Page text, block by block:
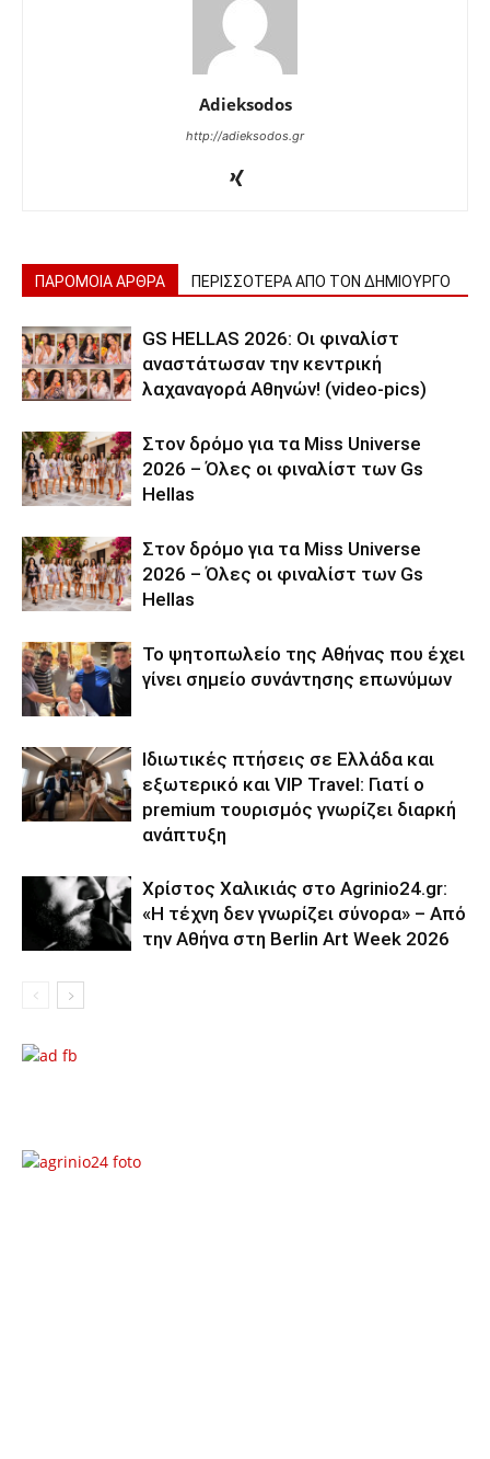
Adieksodos
http://adieksodos.gr
ΠΑΡΟΜΟΙΑ ΑΡΘΡΑ ΠΕΡΙΣΣΟΤΕΡΑ ΑΠΟ ΤΟΝ ΔΗΜΙΟΥΡΓΟ
GS HELLAS 2026: Οι φιναλίστ
αναστάτωσαν την κεντρική
λαχαναγορά Αθηνών! (video-pics)
Στον δρόμο για τα Miss Universe
2026 – Όλες οι φιναλίστ των Gs
Hellas
Στον δρόμο για τα Miss Universe
2026 – Όλες οι φιναλίστ των Gs
Hellas
Το ψητοπωλείο της Αθήνας που έχει
γίνει σημείο συνάντησης επωνύμων
Ιδιωτικές πτήσεις σε Ελλάδα και
εξωτερικό και VIP Travel: Γιατί ο
premium τουρισμός γνωρίζει διαρκή
ανάπτυξη
Χρίστος Χαλικιάς στο Agrinio24.gr:
«Η τέχνη δεν γνωρίζει σύνορα» – Από
την Αθήνα στη Berlin Art Week 2026